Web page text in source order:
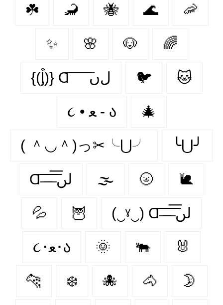
☘️ 🦂 🐝 🌊 🦐
✨ 🌸 🐶 🌈
{(ᶅ͒)} Ɑ͞ ͞ ͞ ͞ ͞ ﻝﮞ 🐦‍ 🐱
૮ • ﻌ - ა 🎄
( ＾◡＾)っ✂╰⋃╯ ╰⋃╯
Ɑ͞ ̶͞ ̶͞ ̶͞ لں͞ 🌫️ 🌝 🐌
💦 🦉 (‿ˠ‿) Ɑ͞ ̶͞ ̶͞ ̶͞ لں͞
૮･ﻌ･ა 🌞 🐃 🐰
🐆 ❄️ 🐙 🐴 🌛